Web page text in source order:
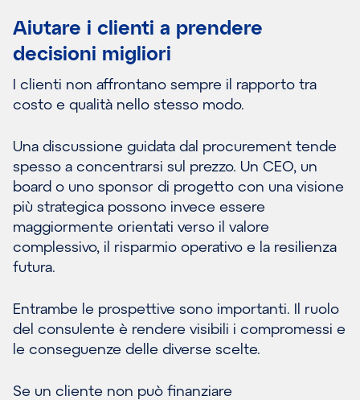
Aiutare i clienti a prendere
decisioni migliori
I clienti non affrontano sempre il rapporto tra
costo e qualità nello stesso modo.
Una discussione guidata dal procurement tende
spesso a concentrarsi sul prezzo. Un CEO, un
board o uno sponsor di progetto con una visione
più strategica possono invece essere
maggiormente orientati verso il valore
complessivo, il risparmio operativo e la resilienza
futura.
Entrambe le prospettive sono importanti. Il ruolo
del consulente è rendere visibili i compromessi e
le conseguenze delle diverse scelte.
Se un cliente non può finanziare